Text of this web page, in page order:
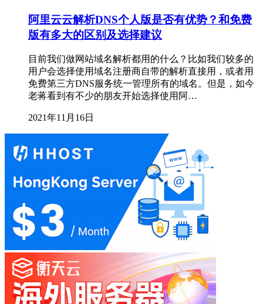
阿里云云解析DNS个人版是否有优势？和免费
版有多大的区别及选择建议
目前我们做网站域名解析都用的什么？比如我们较多的
用户会选择使用域名注册商自带的解析直接用，或者用
免费第三方DNS服务统一管理所有的域名。但是，如今
老蒋看到有不少的朋友开始选择使用阿…
2021年11月16日